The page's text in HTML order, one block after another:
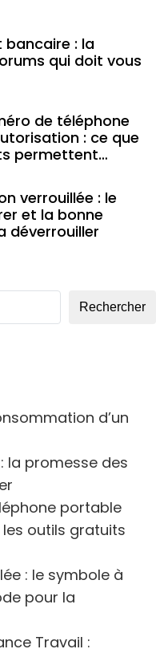
bancaire : la
qui doit vous
de téléphone
: ce que
permettent
verrouillée : le
et la bonne
déverrouiller
Rechercher
d’un
la promesse des
portable
outils gratuits
: le symbole à
pour la
Travail :